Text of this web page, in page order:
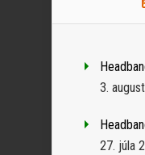
3.
27. júla